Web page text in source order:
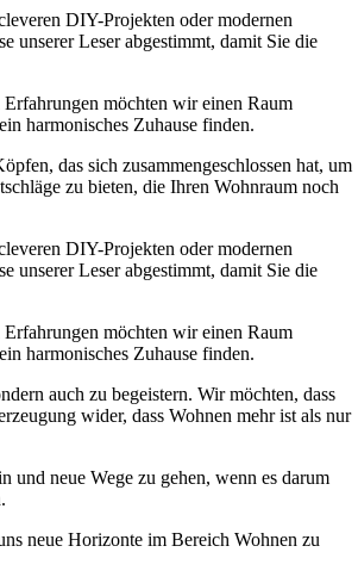
DIY-Projekten oder modernen
unserer Leser abgestimmt, damit Sie die
möchten wir einen Raum
harmonisches Zuhause finden.
das sich zusammengeschlossen hat, um
zu bieten, die Ihren Wohnraum noch
DIY-Projekten oder modernen
unserer Leser abgestimmt, damit Sie die
möchten wir einen Raum
harmonisches Zuhause finden.
auch zu begeistern. Wir möchten, dass
wider, dass Wohnen mehr ist als nur
neue Wege zu gehen, wenn es darum
neue Horizonte im Bereich Wohnen zu